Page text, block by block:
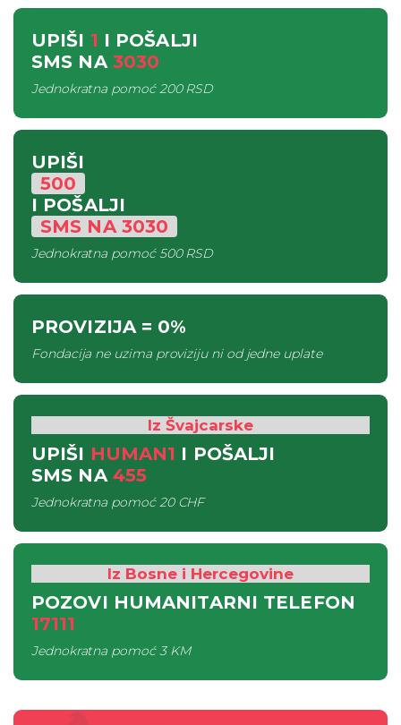
UPIŠI 1 I POŠALJI
SMS NA 3030
Jednokratna pomoć200 RSD
UPIŠI
500
I POŠALJI
SMS NA3030
Jednokratna pomoć500 RSD
PROVIZIJA= 0%
Fondacija ne uzima proviziju ni od jedne uplate
Iz Švajcarske
UPIŠI HUMAN1 I POŠALJI
SMS NA 455
Jednokratna pomoć20 CHF
Iz Bosne i Hercegovine
POZOVI HUMANITARNI TELEFON
17111
Jednokratna pomoć3 KM